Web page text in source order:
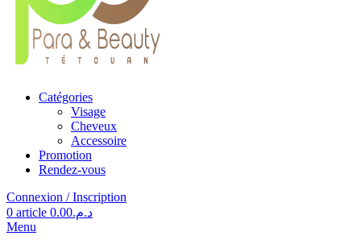
Catégories
Visage
Cheveux
Accessoire
Promotion
Rendez-vous
Connexion / Inscription
0 article د.م.0.00
Menu